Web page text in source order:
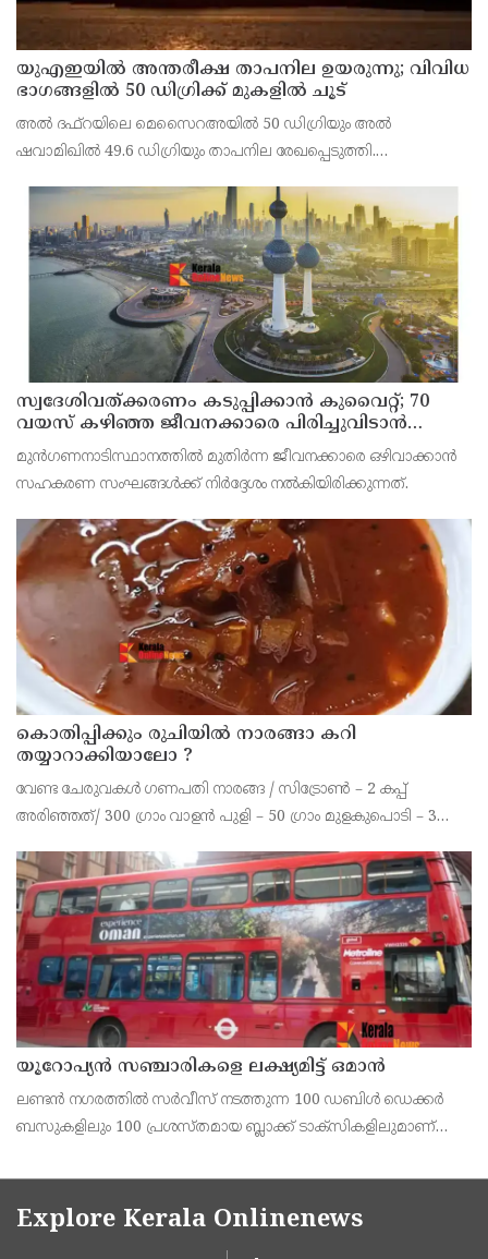
യുഎഇയില്‍ അന്തരീക്ഷ താപനില ഉയരുന്നു; വിവിധ
ഭാഗങ്ങളില്‍ 50 ഡിഗ്രിക്ക് മുകളില്‍ ചൂട്
അല്‍ ദഫ്റയിലെ മെസൈറഅയില്‍ 50 ഡിഗ്രിയും അല്‍
ഷവാമിഖില്‍ 49.6 ഡിഗ്രിയും താപനില രേഖപ്പെടുത്തി.
വന്‍ തോതില്‍ ചൂട് അനുഭവപ്പെട്ടത്.
സ്വദേശിവത്ക്കരണം കടുപ്പിക്കാന്‍ കുവൈറ്റ്; 70
വയസ് കഴിഞ്ഞ ജീവനക്കാരെ പിരിച്ചുവിടാന്‍
തീരുമാനം
മുന്‍ഗണനാടിസ്ഥാനത്തില്‍ മുതിര്‍ന്ന ജീവനക്കാരെ ഒഴിവാക്കാന്‍
സഹകരണ സംഘങ്ങള്‍ക്ക് നിര്‍ദ്ദേശം നല്‍കിയിരിക്കുന്നത്.
കൊതിപ്പിക്കും രുചിയിൽ നാരങ്ങാ കറി
തയ്യാറാക്കിയാലോ ?
വേണ്ട ചേരുവകൾ ഗണപതി നാരങ്ങ / സിട്രോൺ – 2 കപ്പ്
അരിഞ്ഞത്/ 300 ഗ്രാം വാളൻ പുളി – 50 ഗ്രാം മുളകുപൊടി – 3
– ഒരു ചെറിയ കഷണം വെളുത്തുള്ളി – 10 മുതൽ
യൂറോപ്യന്‍ സഞ്ചാരികളെ ലക്ഷ്യമിട്ട് ഒമാന്‍
ലണ്ടന്‍ നഗരത്തില്‍ സര്‍വീസ് നടത്തുന്ന 100 ഡബിള്‍ ഡെക്കര്‍
ബസുകളിലും 100 പ്രശസ്തമായ ബ്ലാക്ക് ടാക്‌സികളിലുമാണ്
പതിപ്പിച്ചിരിക്കുന്നത്.
Explore Kerala Onlinenews